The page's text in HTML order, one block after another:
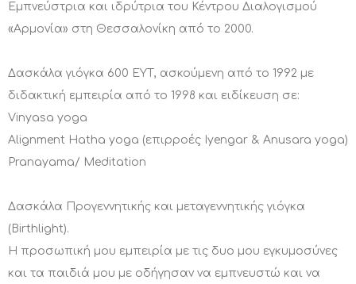
Εμπνεύστρια και ιδρύτρια του Κέντρου Διαλογισμού
«Αρμονία» στη Θεσσαλονίκη από το 2000.
Δασκάλα γιόγκα 600 ΕΥΤ, ασκούμενη από το 1992 με
διδακτική εμπειρία από το 1998 και ειδίκευση σε:
Vinyasa yoga
Alignment Hatha yoga (επιρροές Iyengar & Anusara yoga)
Pranayama/ Meditation
Δασκάλα Προγεννητικής και μεταγεννητικής γιόγκα
(Birthlight).
Η προσωπική μου εμπειρία με τις δυο μου εγκυμοσύνες
και τα παιδιά μου με οδήγησαν να εμπνευστώ και να